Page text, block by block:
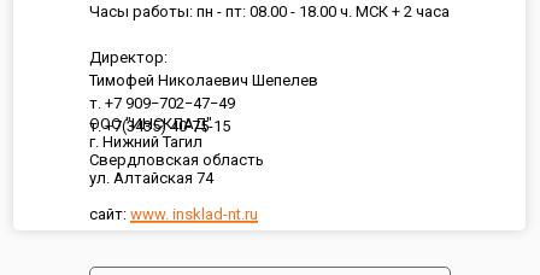
ООО "ИНСКЛАД"
г. Нижний Тагил
Свердловская область
ул. Алтайская 74
сайт: www. insklad-nt.ru
Часы работы: пн - пт: 08.00 - 18.00 ч. МСК + 2 часа
Директор:
Тимофей Николаевич Шепелев
т. +7 909−702−47−49
т. +7(3435) 40-75-15